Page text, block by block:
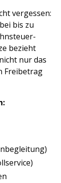
vergessen:
bis zu
bezieht
nur das
Freibetrag